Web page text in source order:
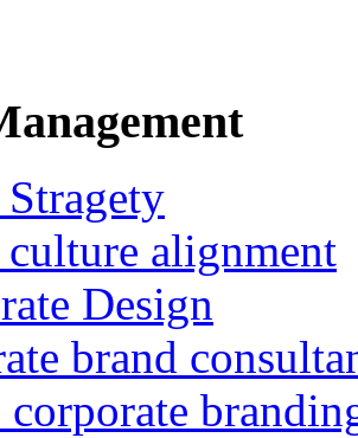
alignment
Design
brand